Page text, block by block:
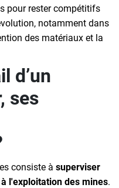
pour rester compétitifs
notamment dans
des matériaux et la
d’un
ses
consiste à superviser
l'exploitation des mines.